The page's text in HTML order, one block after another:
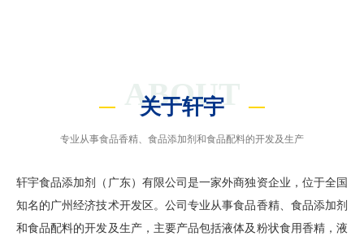
ABOUT
关于轩宇
专业从事食品香精、食品添加剂和食品配料的开发及生产
轩宇食品添加剂（广东）有限公司是一家外商独资企业，位于全国
知名的广州经济技术开发区。公司专业从事食品香精、食品添加剂
和食品配料的开发及生产，主要产品包括液体及粉状食用香精，液